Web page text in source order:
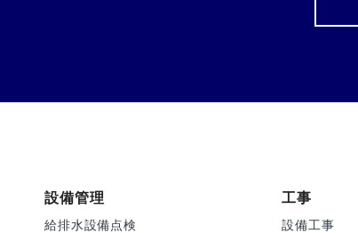
設備管理
給排水設備点検
工事
設備工事